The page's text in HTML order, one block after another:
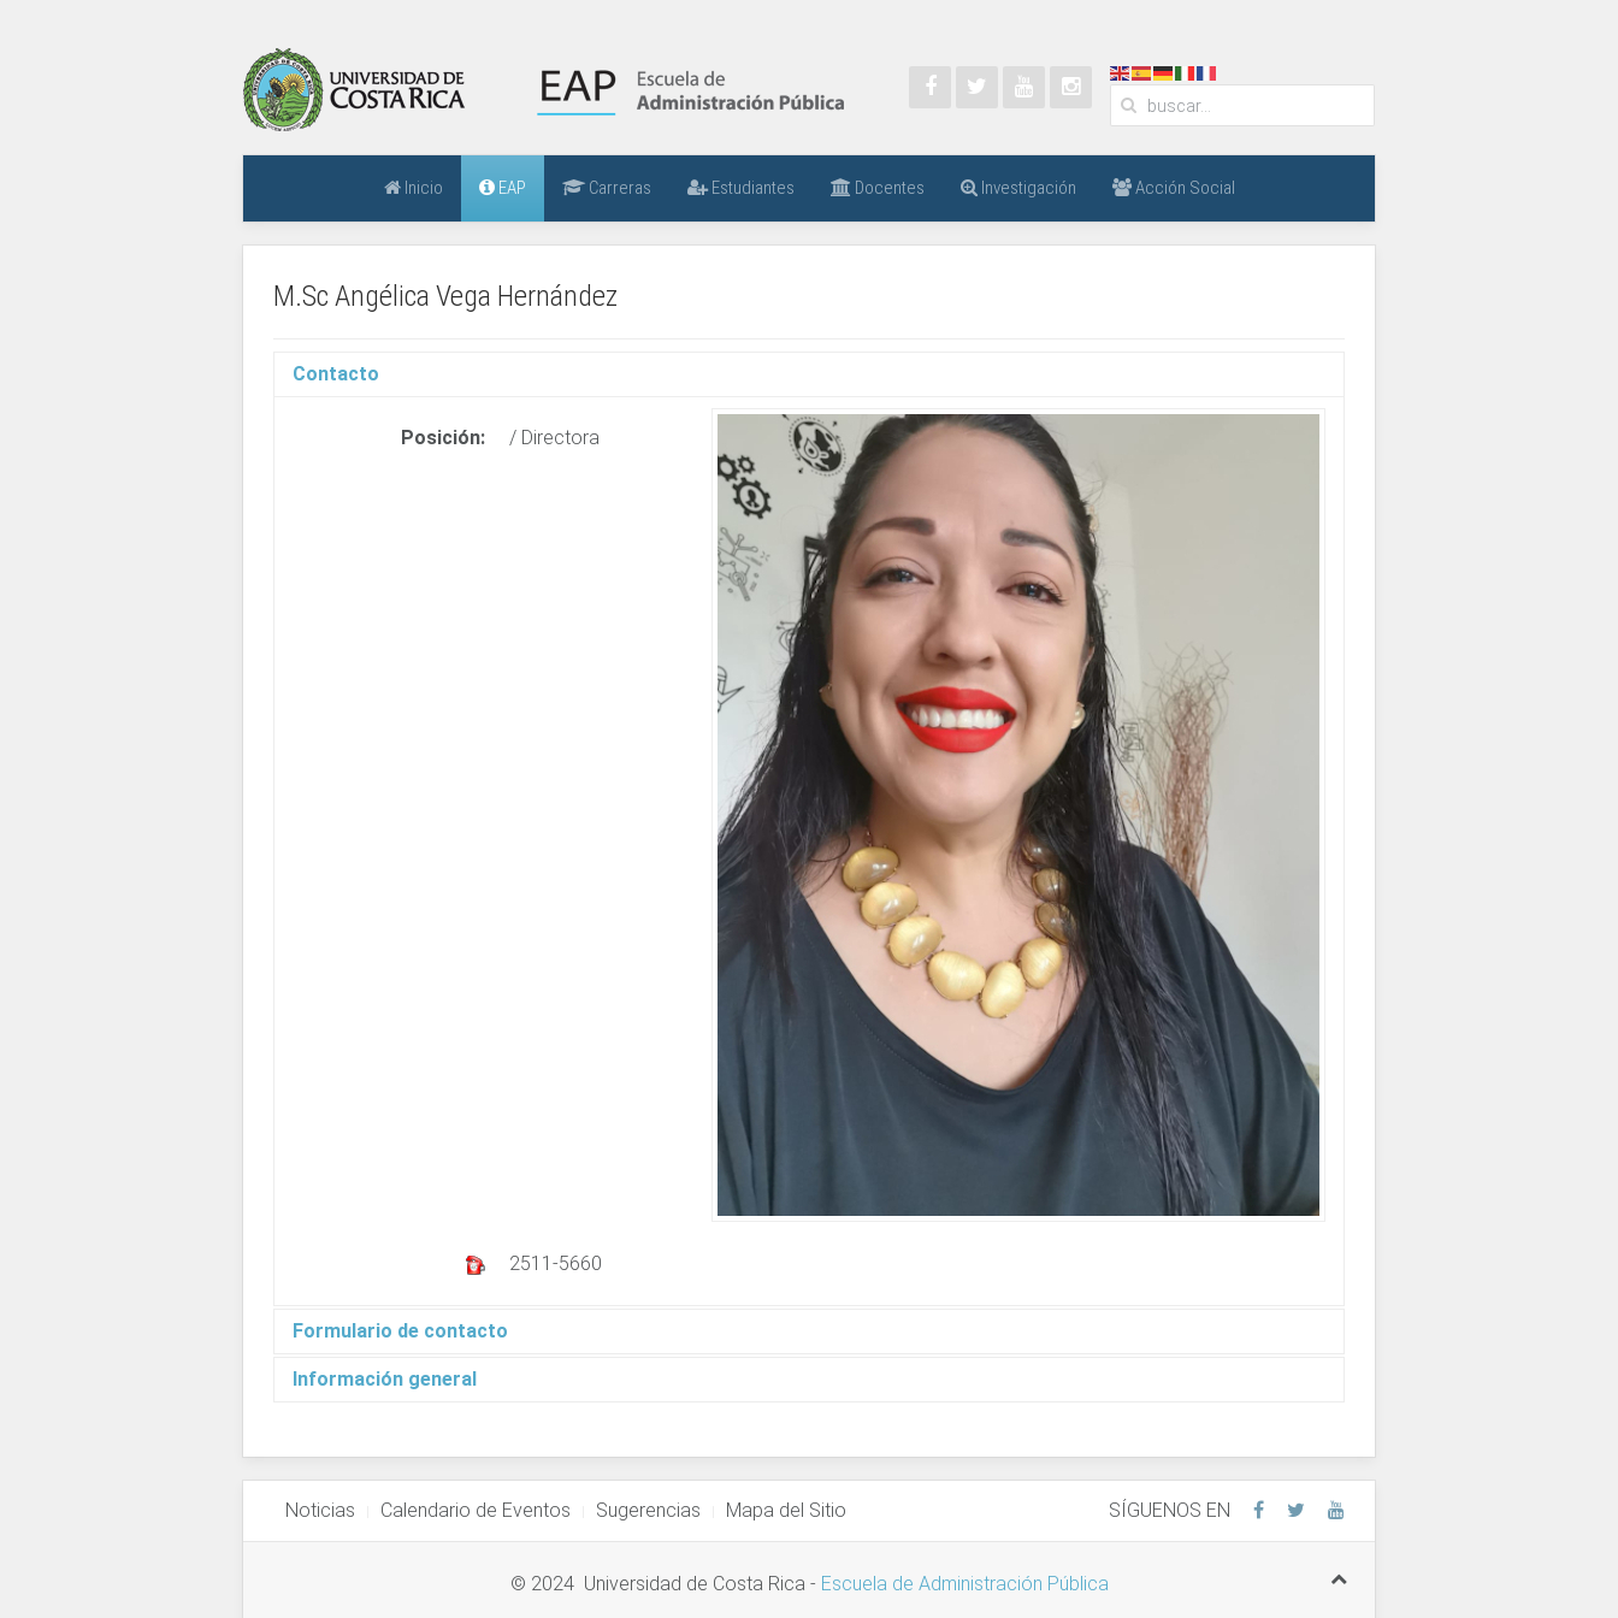
Inicio EAP Carreras Estudiantes Docentes Investigación Acción Social
M.Sc Angélica Vega Hernández
Contacto
Posición: / Directora
2511-5660
Formulario de contacto
Campo requerido
Información general
Noticias Calendario de Eventos Sugerencias Mapa del Sitio SÍGUENOS EN
© 2024 Universidad de Costa Rica - Escuela de Administración Pública